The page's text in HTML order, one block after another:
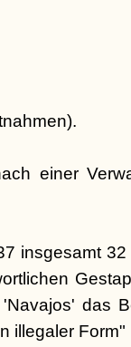
einer
insgesamt
das
illegaler